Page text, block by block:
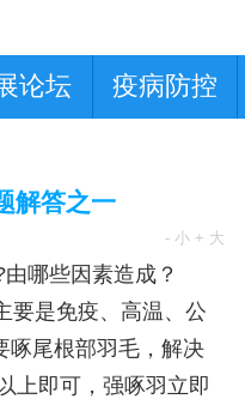
论坛 疫病防控
解答之一
- 小 + 大
哪些因素造成？
是免疫、高温、公
啄尾根部羽毛，解决
上即可，强啄羽立即